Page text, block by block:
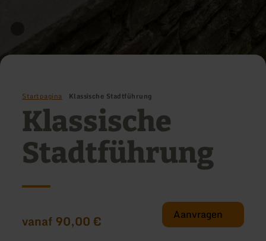
Startpagina Klassische Stadtführung
Klassische
Stadtführung
vanaf 90,00 € Aanvragen